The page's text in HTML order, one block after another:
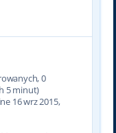
0
5 minut)
16 wrz 2015,